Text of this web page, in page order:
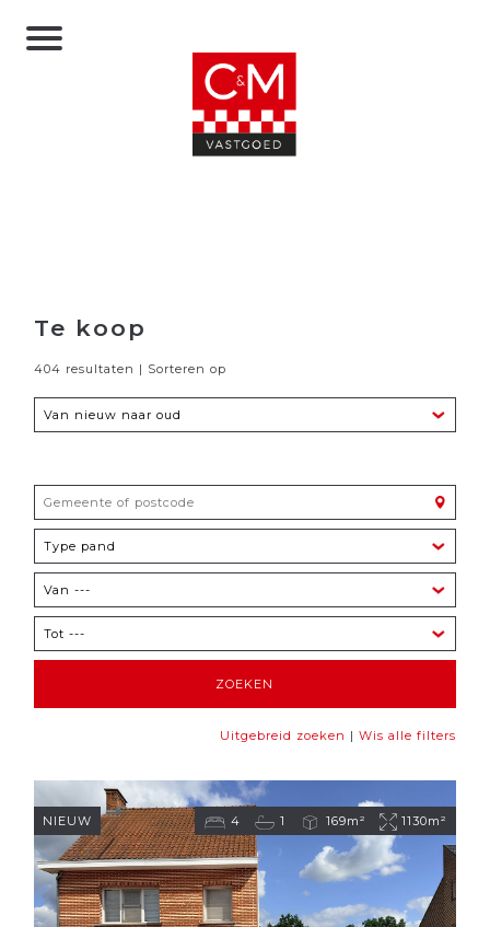
Te koop
404 resultaten | Sorteren op
Uitgebreid zoeken | Wis alle filters
4 1 169m² 1130m²
NIEUW